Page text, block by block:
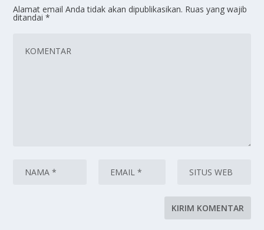
Alamat email Anda tidak akan dipublikasikan. Ruas yang wajib
ditandai*